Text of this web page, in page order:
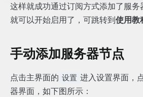
这样就成功通过订阅方式添加了服务
就可以开始启用了，可跳转到使用教
手动添加服务器节点
点击主界面的 设置 进入设置界面，
器界面，如下图所示：